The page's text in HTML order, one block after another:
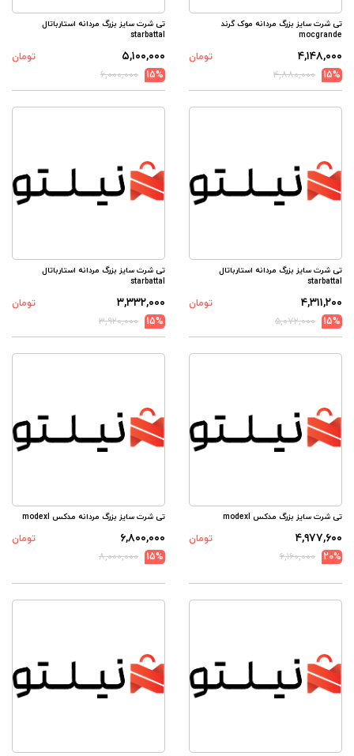
تی شرت سایز بزرگ مردانه موک گرند
mocgrande
۴,۱۴۸,۰۰۰
تومان
15%
۴,۸۸۰,۰۰۰
تی شرت سایز بزرگ مردانه استارباتال
starbattal
۵,۱۰۰,۰۰۰
تومان
15%
۶,۰۰۰,۰۰۰
تی شرت سایز بزرگ مردانه استارباتال
starbattal
۴,۳۱۱,۲۰۰
تومان
15%
۵,۰۷۲,۰۰۰
تی شرت سایز بزرگ مردانه استارباتال
starbattal
۳,۳۳۲,۰۰۰
تومان
15%
۳,۹۲۰,۰۰۰
تی شرت سایز بزرگ مدکس modexl
۴,۹۷۷,۶۰۰
تومان
20%
۶,۱۶۰,۰۰۰
تی شرت سایز بزرگ مردانه مدکس modexl
۶,۸۰۰,۰۰۰
تومان
15%
۸,۰۰۰,۰۰۰